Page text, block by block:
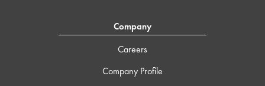
Company
Careers
Company Profile